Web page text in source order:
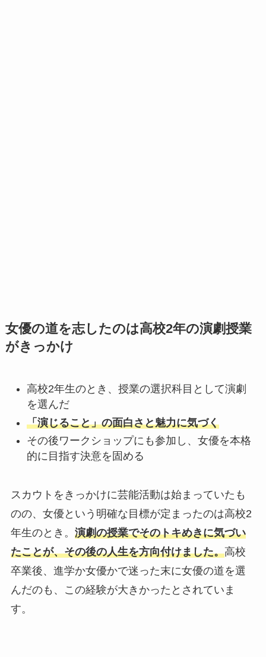
女優の道を志したのは高校2年の演劇授業
がきっかけ
高校2年生のとき、授業の選択科目として演劇
を選んだ
「演じること」の面白さと魅力に気づく
その後ワークショップにも参加し、女優を本格
的に目指す決意を固める
スカウトをきっかけに芸能活動は始まっていたも
のの、女優という明確な目標が定まったのは高校2
年生のとき。 演劇の授業でそのトキめきに気づい
たことが、その後の人生を方向付けました。高校
卒業後、進学か女優かで迷った末に女優の道を選
んだのも、この経験が大きかったとされていま
す。